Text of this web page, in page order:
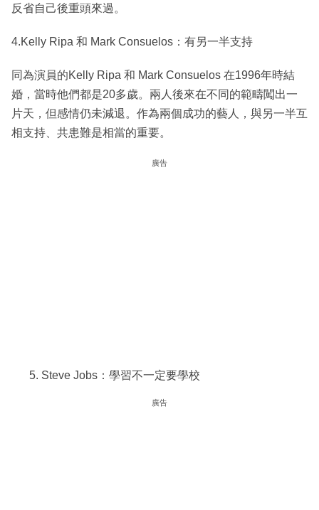
反省自己後重頭來過。
4.Kelly Ripa 和 Mark Consuelos：有另一半支持
同為演員的Kelly Ripa 和 Mark Consuelos 在1996年時結
婚，當時他們都是20多歲。兩人後來在不同的範疇闖出一
片天，但感情仍未減退。作為兩個成功的藝人，與另一半互
相支持、共患難是相當的重要。
廣告
Steve Jobs：學習不一定要學校
廣告